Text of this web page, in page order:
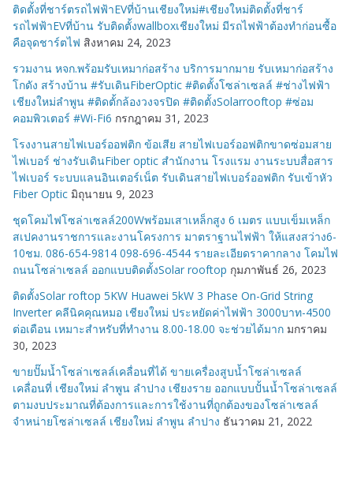
ติดตั้งที่ชาร์ตรถไฟฟ้าEVที่บ้านเชียงใหม่#เชียงใหม่ติดตั้งที่ชาร์
รถไฟฟ้าEVที่บ้าน รับติดตั้งwallboxเชียงใหม่ มีรถไฟฟ้าต้องทำก่อนซื้อ
คือจุดชาร์ตไฟ สิงหาคม 24, 2023
รวมงาน หจก.พร้อมรับเหมาก่อสร้าง บริการมากมาย รับเหมาก่อสร้าง
โกดัง สร้างบ้าน #รับเดินFiberOptic #ติดตั้งโซล่าเซลล์ #ช่างไฟฟ้า
เชียงใหม่ลำพูน #ติดตั้กล้องวงจรปิด #ติดตั้งSolarrooftop #ซ่อม
คอมพิวเตอร์ #Wi-Fi6 กรกฎาคม 31, 2023
โรงงานสายไฟเบอร์ออฟติก ข้อเสีย สายไฟเบอร์ออฟติกขาดซ่อมสาย
ไฟเบอร์ ช่างรับเดินFiber optic สำนักงาน โรงแรม งานระบบสื่อสาร
ไฟเบอร์ ระบบแลนอินเตอร์เน็ต รับเดินสายไฟเบอร์ออฟติก รับเข้าหัว
Fiber Optic มิถุนายน 9, 2023
ชุดโคมไฟโซล่าเซลล์200Wพร้อมเสาเหล็กสูง 6 เมตร แบบเข็มเหล็ก
สเปคงานราชการและงานโครงการ มาตราฐานไฟฟ้า ให้แสงสว่าง6-
10ชม. 086-654-9814 098-696-4544 รายละเอียดราคากลาง โคมไฟ
ถนนโซล่าเซลล์ ออกแบบติดตั้งSolar rooftop กุมภาพันธ์ 26, 2023
ติดตั้งSolar roftop 5KW Huawei 5kW 3 Phase On-Grid String
Inverter คลีนิคคุณหมอ เชียงใหม่ ประหยัดค่าไฟฟ้า 3000บาท-4500
ต่อเดือน เหมาะสำหรับที่ทำงาน 8.00-18.00 จะช่วยได้มาก มกราคม
30, 2023
ขายปั๊มน้ำโซล่าเซลล์เคลื่อนที่ได้ ขายเครื่องสูบน้ำโซล่าเซลล์
เคลื่อนที่ เชียงใหม่ ลำพูน ลำปาง เชียงราย ออกแบบปั้นน้ำโซล่าเซลล์
ตามงบประมาณที่ต้องการและการใช้งานที่ถูกต้องของโซล่าเซลล์
จำหน่ายโซล่าเซลล์ เชียงใหม่ ลำพูน ลำปาง ธันวาคม 21, 2022